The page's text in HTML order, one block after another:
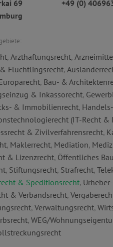
69
+49 (0)
, Arzthaftungsrecht,
Flüchtlingsrecht,
, Bau- &
& Inkassorecht,
& Immobilienrecht,
(IT-Recht &
& Zivilverfahrensrecht,
, Maklerrecht, Mediation,
& Lizenzrecht, Öffentliches
, Stiftungsrecht, Strafrecht,
& Speditionsrecht,
& Verbandsrecht,
, Verwaltungsrecht,
, WEG/